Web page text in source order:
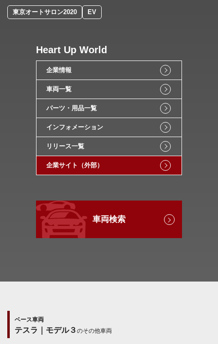
東京オートサロン2020 EV
Heart Up World
企業情報
車両一覧
パーツ・用品一覧
インフォメーション
リリース一覧
企業サイト（外部）
車両検索
ベース車両
テスラ｜モデル３ のその他車両